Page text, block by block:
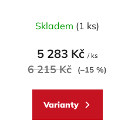
hodnocení
produktu
je
5
Skladem (1 ks)
5 283 Kč / ks
6 215 Kč (–15 %)
Varianty